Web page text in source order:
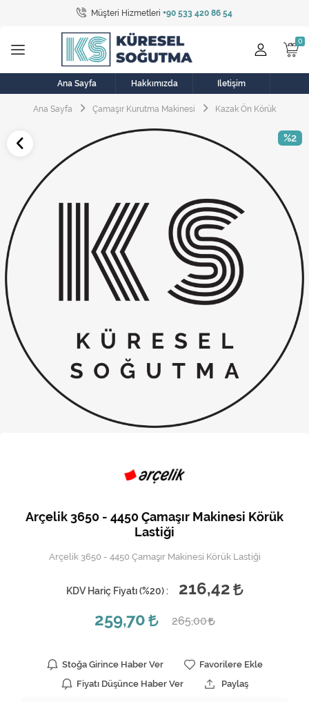
Müşteri Hizmetleri +90 533 420 86 54
Tüm Kategoriler
Bulaşık Makinesi
Buzdolabı
Çamaşır Kurutma Makinesi
Elektrikli Aksamlar
Elektrikli Süpürge
Fan
Fırın, Ocak ve Aspiratör
Klima
Kombi
Musluk
Soğutma Sistemleri
Şofben ve Termosifon
Ana Sayfa Hakkımızda İletişim
Ana Sayfa Çamaşır Kurutma Makinesi Kazak Ön Körük
%2
Arçelik 3650 - 4450 Çamaşır Makinesi Körük
Lastiği
Arçelik 3650 - 4450 Çamaşır Makinesi Körük Lastiği
KDV Hariç Fiyatı (%20) :
216,42
259,70
265,00
Stoğa Girince Haber Ver
Favorilere Ekle
Fiyatı Düşünce Haber Ver
Paylaş